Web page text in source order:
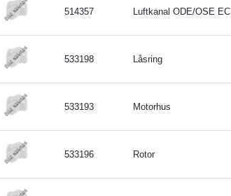
514357 Luftkanal ODE/OSE EC
533198 Låsring
533193 Motorhus
533196 Rotor